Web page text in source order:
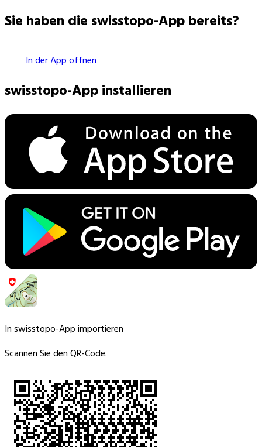
Sie haben die swisstopo-App bereits?
In der App öffnen
swisstopo-App installieren
In swisstopo-App importieren
Scannen Sie den QR-Code.